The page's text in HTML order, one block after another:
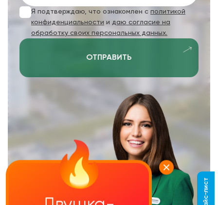
Я подтверждаю, что ознакомлен с политикой
конфиденциальности и даю согласие на
обработку своих персональных данных.
ОТПРАВИТЬ